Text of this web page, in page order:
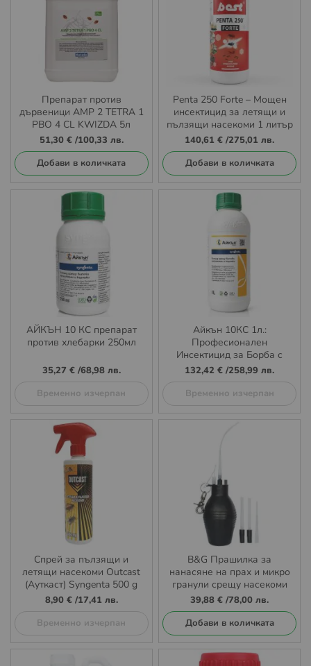
Препарат против
дървеници AMP 2 TETRA 1
PBO 4 CL KWIZDA 5л
51,30 €/100,33 лв.
Добави в количката
Penta 250 Forte – Мощен
инсектицид за летящи и
пълзящи насекоми 1 литър
140,61 € /275,01 лв.
Добави в количката
АЙКЪН 10 КС препарат
против хлебарки 250мл
35,27 €/68,98 лв.
Временно изчерпан
Айкън 10КС 1л.:
Професионален
Инсектицид за Борба с
Летящи и Пълзящи
Бълхи
132,42 € /258,99 лв.
Временно изчерпан
Спрей за пълзящи и
летящи насекоми Outcast
(Ауткаст) Syngenta 500 g
8,90 €/17,41 лв.
Временно изчерпан
B&G Прашилка за
нанасяне на прах и микро
гранули срещу насекоми
39,88 € /78,00 лв.
Добави в количката